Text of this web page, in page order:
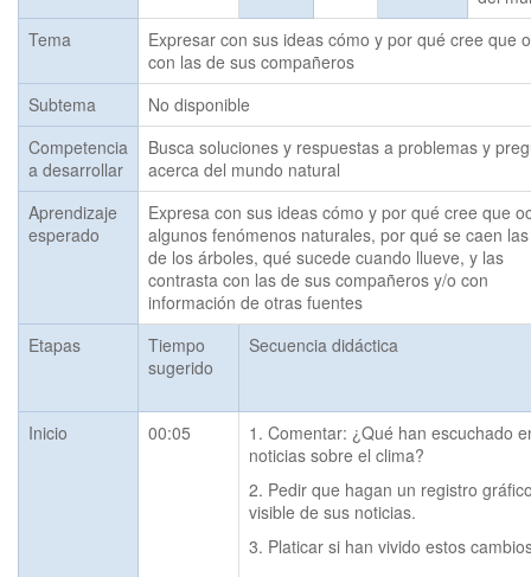
Tema
Expresar con sus ideas cómo y por qué cree que
con las de sus compañeros
Subtema
No disponible
Competencia
a desarrollar
Busca soluciones y respuestas a problemas y
acerca del mundo natural
Aprendizaje
esperado
Expresa con sus ideas cómo y por qué cree que
algunos fenómenos naturales, por qué se caen
de los árboles, qué sucede cuando llueve, y las
contrasta con las de sus compañeros y/o con
información de otras fuentes
Etapas
Tiempo
sugerido
Secuencia didáctica
Inicio 00:05
1. Comentar: ¿Qué han escuchado
noticias sobre el clima?
2. Pedir que hagan un registro
visible de sus noticias.
3. Platicar si han vivido estos